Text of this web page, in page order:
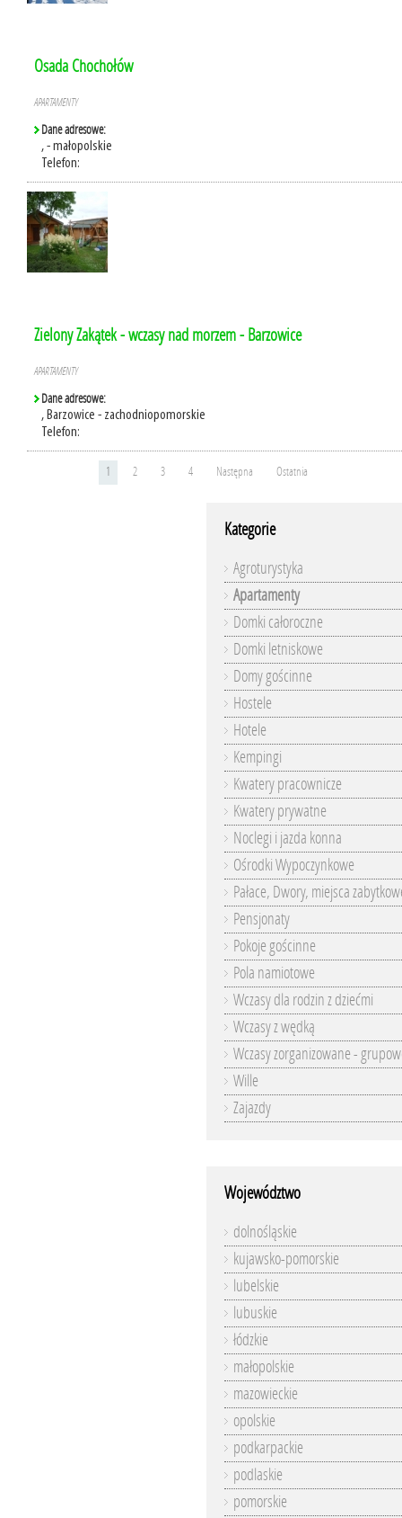
Osada Chochołów
APARTAMENTY
Dane adresowe:
, - małopolskie
Telefon:
Zielony Zakątek - wczasy nad morzem - Barzowice
APARTAMENTY
Dane adresowe:
, Barzowice - zachodniopomorskie
Telefon:
1 2 3 4 Następna Ostatnia
Kategorie
Agroturystyka
Apartamenty
Domki całoroczne
Domki letniskowe
Domy gościnne
Hostele
Hotele
Kempingi
Kwatery pracownicze
Kwatery prywatne
Noclegi i jazda konna
Ośrodki Wypoczynkowe
Pałace, Dwory, miejsca
Pensjonaty
Pokoje gościnne
Pola namiotowe
Wczasy dla rodzin z dziećmi
Wczasy z wędką
Wczasy zorganizowane -
Wille
Zajazdy
Województwo
dolnośląskie
kujawsko-pomorskie
lubelskie
lubuskie
łódzkie
małopolskie
mazowieckie
opolskie
podkarpackie
podlaskie
pomorskie